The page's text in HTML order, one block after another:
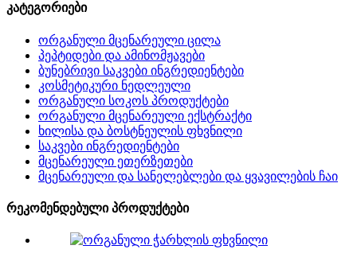
კატეგორიები
ორგანული მცენარეული ცილა
პეპტიდები და ამინომჟავები
ბუნებრივი საკვები ინგრედიენტები
კოსმეტიკური ნედლეული
ორგანული სოკოს პროდუქტები
ორგანული მცენარეული ექსტრაქტი
ხილისა და ბოსტნეულის ფხვნილი
საკვები ინგრედიენტები
მცენარეული ეთერზეთები
მცენარეული და სანელებლები და ყვავილების ჩაი
რეკომენდებული პროდუქტები